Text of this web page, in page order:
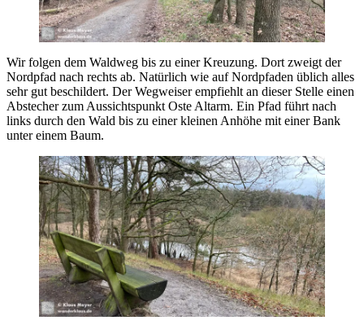
Wir folgen dem Waldweg bis zu einer Kreuzung. Dort zweigt der
Nordpfad nach rechts ab. Natürlich wie auf Nordpfaden üblich alles
sehr gut beschildert. Der Wegweiser empfiehlt an dieser Stelle einen
Abstecher zum Aussichtspunkt Oste Altarm. Ein Pfad führt nach
links durch den Wald bis zu einer kleinen Anhöhe mit einer Bank
unter einem Baum.